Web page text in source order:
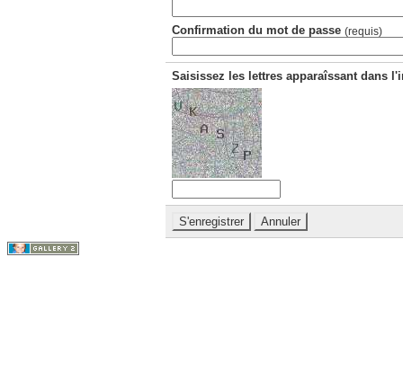
Confirmation du mot de passe (requis)
Saisissez les lettres apparaîssant dans